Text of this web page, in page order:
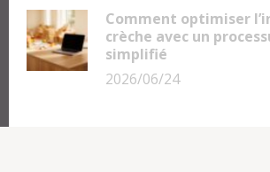
Comment optimiser
crèche avec un
simplifié
2026/06/24